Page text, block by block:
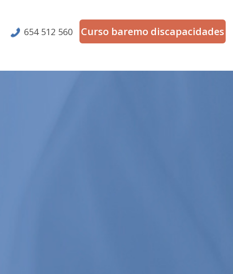
654 512 560 Curso baremo discapacidades